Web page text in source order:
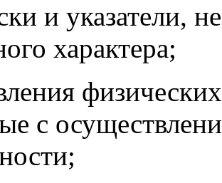
и указатели,
характера;
с